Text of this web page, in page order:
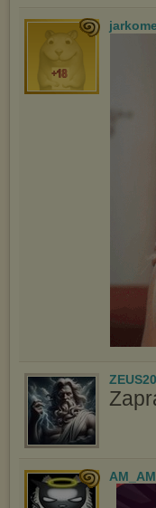
AM_AM